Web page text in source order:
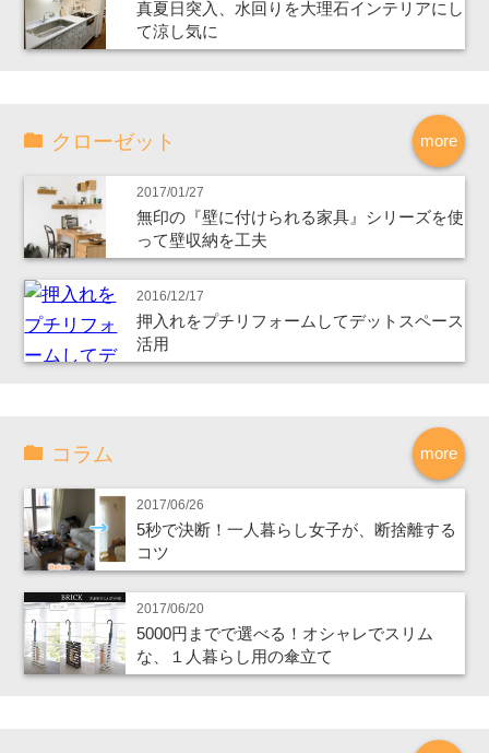
真夏日突入、水回りを大理石インテリアにし
て涼し気に
more
クローゼット
2017/01/27
無印の『壁に付けられる家具』シリーズを使
って壁収納を工夫
2016/12/17
押入れをプチリフォームしてデットスペース
活用
more
コラム
2017/06/26
5秒で決断！一人暮らし女子が、断捨離する
コツ
2017/06/20
5000円までで選べる！オシャレでスリム
な、１人暮らし用の傘立て